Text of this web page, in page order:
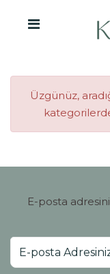
Üzgünüz,
E-posta